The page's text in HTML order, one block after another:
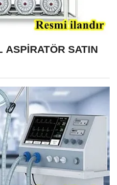
ASPİRATÖR SATIN